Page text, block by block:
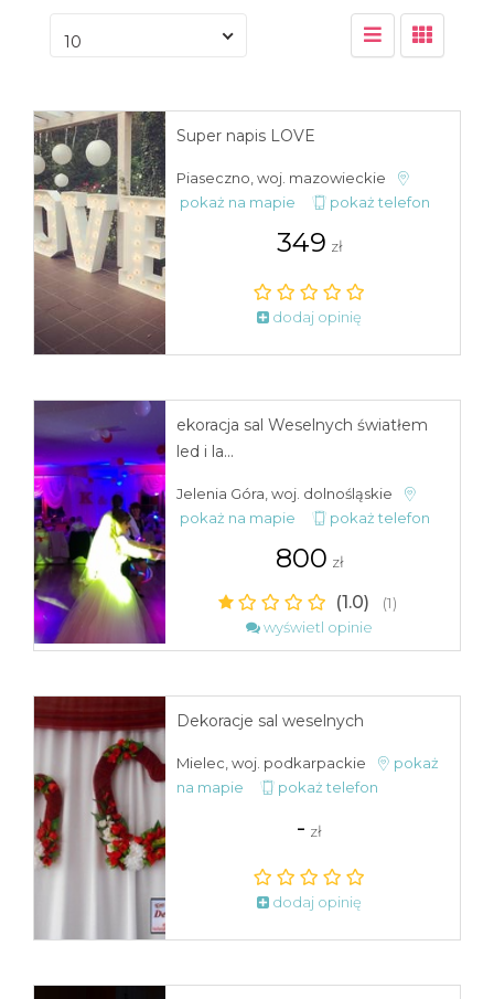
10
Super napis LOVE
Piaseczno, woj. mazowieckie
pokaż na mapie
pokaż telefon
349 zł
dodaj opinię
ekoracja sal Weselnych światłem
led i la...
Jelenia Góra, woj. dolnośląskie
pokaż na mapie
pokaż telefon
800 zł
(1.0) (1)
wyświetl opinie
Dekoracje sal weselnych
Mielec, woj. podkarpackie
pokaż
na mapie
pokaż telefon
- zł
dodaj opinię